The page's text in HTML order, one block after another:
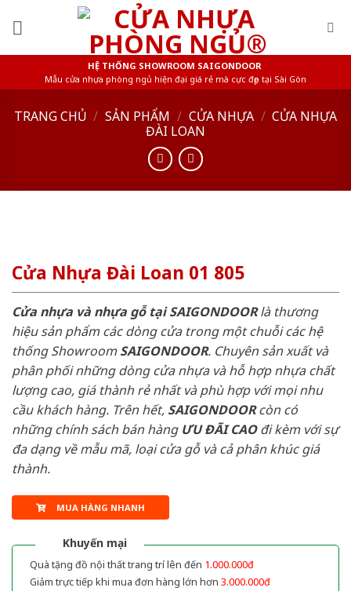
HỆ THỐNG SHOWROOM SAIGONDOOR
Mẫu cửa nhựa phòng ngủ hiện đại giá rẻ mà cực đẹp tại Sài Gòn
TRANG CHỦ / SẢN PHẨM / CỬA NHỰA / CỬA NHỰA
ĐÀI LOAN
Cửa Nhựa Đài Loan 01 805
Cửa nhựa và nhựa gỗ tại SAIGONDOORlà thương
hiệu sản phẩm các dòng cửa trong một chuỗi các hệ
thống ShowroomSAIGONDOOR. Chuyên sản xuất và
phân phối những dòng cửa nhựa và hỗ hợp nhựa chất
lượng cao, giá thành rẻ nhất và phù hợp với mọi nhu
cầu khách hàng. Trên hết, SAIGONDOORcòn có
những chính sách bán hàng ƯU ĐÃI CAOđi kèm với sự
đa dạng về mẫu mã, loại cửa gỗ và cả phân khúc giá
thành.
MUA HÀNG NHANH
Khuyến mại
Quà tặng đồ nội thất trang trí lên đến 1.000.000đ
Giảm trực tiếp khi mua đơn hàng lớn hơn 3.000.000đ